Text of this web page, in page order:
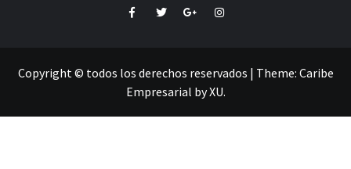
FacebookTwitterGoogle+Instagram
Copyright © todos los derechos reservados | Theme: Caribe
Empresarial byXU.